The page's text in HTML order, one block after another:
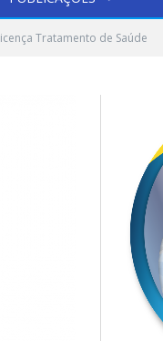
Tratamento de Saúde